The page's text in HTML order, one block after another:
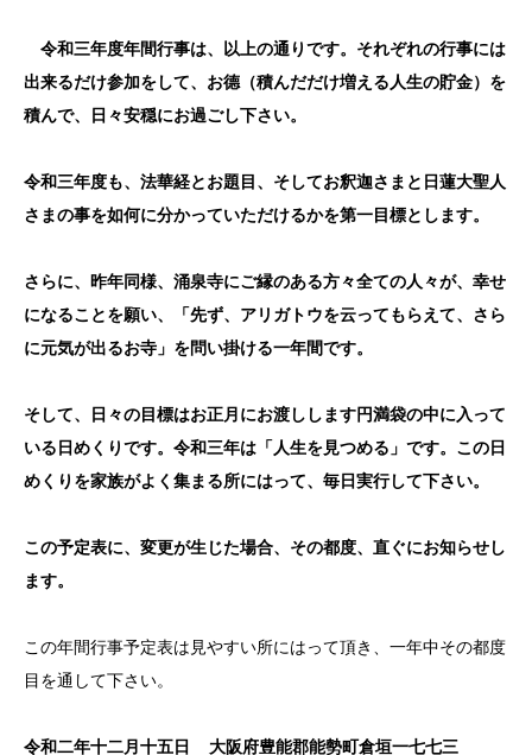
令和三年度年間行事は、以上の通りです。それぞれの行事には
出来るだけ参加をして、お德（積んだだけ増える人生の貯金）を
積んで、日々安穏にお過ごし下さい。
令和三年度も、法華経とお題目、そしてお釈迦さまと日蓮大聖人
さまの事を如何に分かっていただけるかを第一目標とします。
さらに、昨年同様、涌泉寺にご縁のある方々全ての人々が、幸せ
になることを願い、「先ず、アリガトウを云ってもらえて、さら
に元気が出るお寺」を問い掛ける一年間です。
そして、日々の目標はお正月にお渡しします円満袋の中に入って
いる日めくりです。 令和三年は 「人生を見つめる」 です。この日
めくりを家族がよく集まる所にはって、毎日 実行して下さい。
この予定表に、変更が生じた場合、その都度、直ぐにお知らせし
ます。
この年間行事予定表は見やすい所にはって頂き、一年中その都度
目を通して下さい。
令和二年十二月十五日 大阪府豊能郡能勢町倉垣一七七三